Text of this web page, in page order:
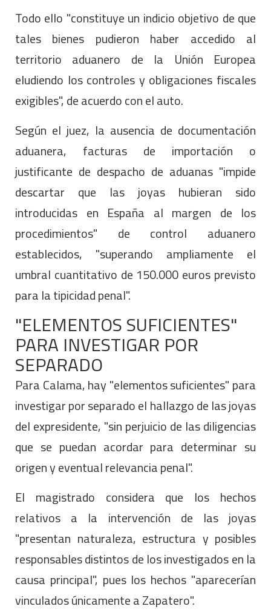
Todo ello "constituye un indicio objetivo de que
tales bienes pudieron haber accedido al
territorio aduanero de la Unión Europea
eludiendo los controles y obligaciones fiscales
exigibles", de acuerdo con el auto.
Según el juez, la ausencia de documentación
aduanera, facturas de importación o
justificante de despacho de aduanas "impide
descartar que las joyas hubieran sido
introducidas en España al margen de los
procedimientos" de control aduanero
establecidos, "superando ampliamente el
umbral cuantitativo de 150.000 euros previsto
para la tipicidad penal".
"ELEMENTOS SUFICIENTES"
PARA INVESTIGAR POR
SEPARADO
Para Calama, hay "elementos suficientes" para
investigar por separado el hallazgo de las joyas
del expresidente, "sin perjuicio de las diligencias
que se puedan acordar para determinar su
origen y eventual relevancia penal".
El magistrado considera que los hechos
relativos a la intervención de las joyas
"presentan naturaleza, estructura y posibles
responsables distintos de los investigados en la
causa principal", pues los hechos "aparecerían
vinculados únicamente a Zapatero".